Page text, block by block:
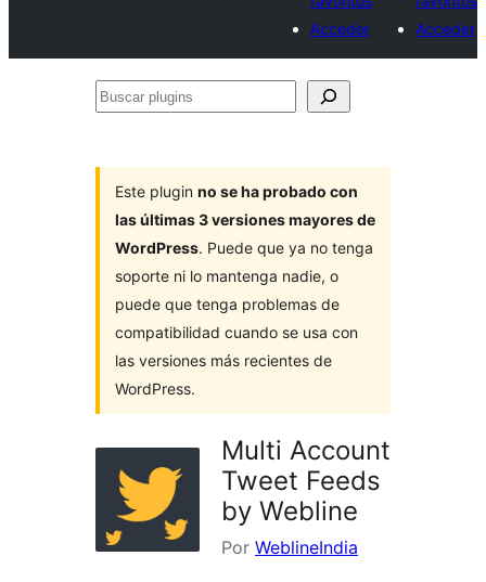
Acceder
Acceder
Buscar
Este plugin no se ha probado con
las últimas 3 versiones mayores de
WordPress. Puede que ya no tenga
soporte ni lo mantenga nadie, o
puede que tenga problemas de
compatibilidad cuando se usa con
las versiones más recientes de
WordPress.
Multi Account
Tweet Feeds
by Webline
Por WeblineIndia